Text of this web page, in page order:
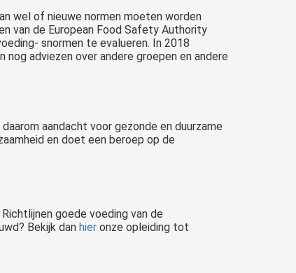
wel of nieuwe normen moeten worden
van de European Food Safety Authority
snormen te evalueren. In 2018
adviezen over andere groepen en andere
aandacht voor gezonde en duurzame
en doet een beroep op de
goede voeding van de
Bekijk dan hier onze opleiding tot